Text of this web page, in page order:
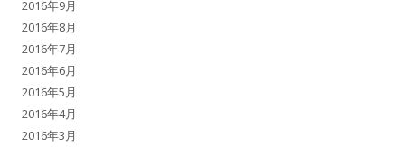
2016年9月
2016年8月
2016年7月
2016年6月
2016年5月
2016年4月
2016年3月